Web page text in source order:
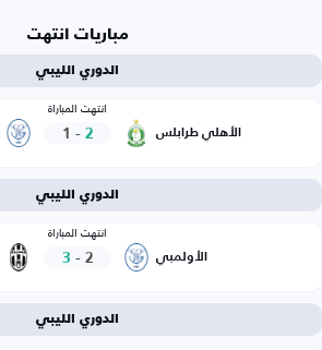
مباريات انتهت
الدوري الليبي
الأهلي طرابلس
انتهت المباراة
2
-
1
الدوري الليبي
الأولمبي
انتهت المباراة
2
-
3
الدوري الليبي